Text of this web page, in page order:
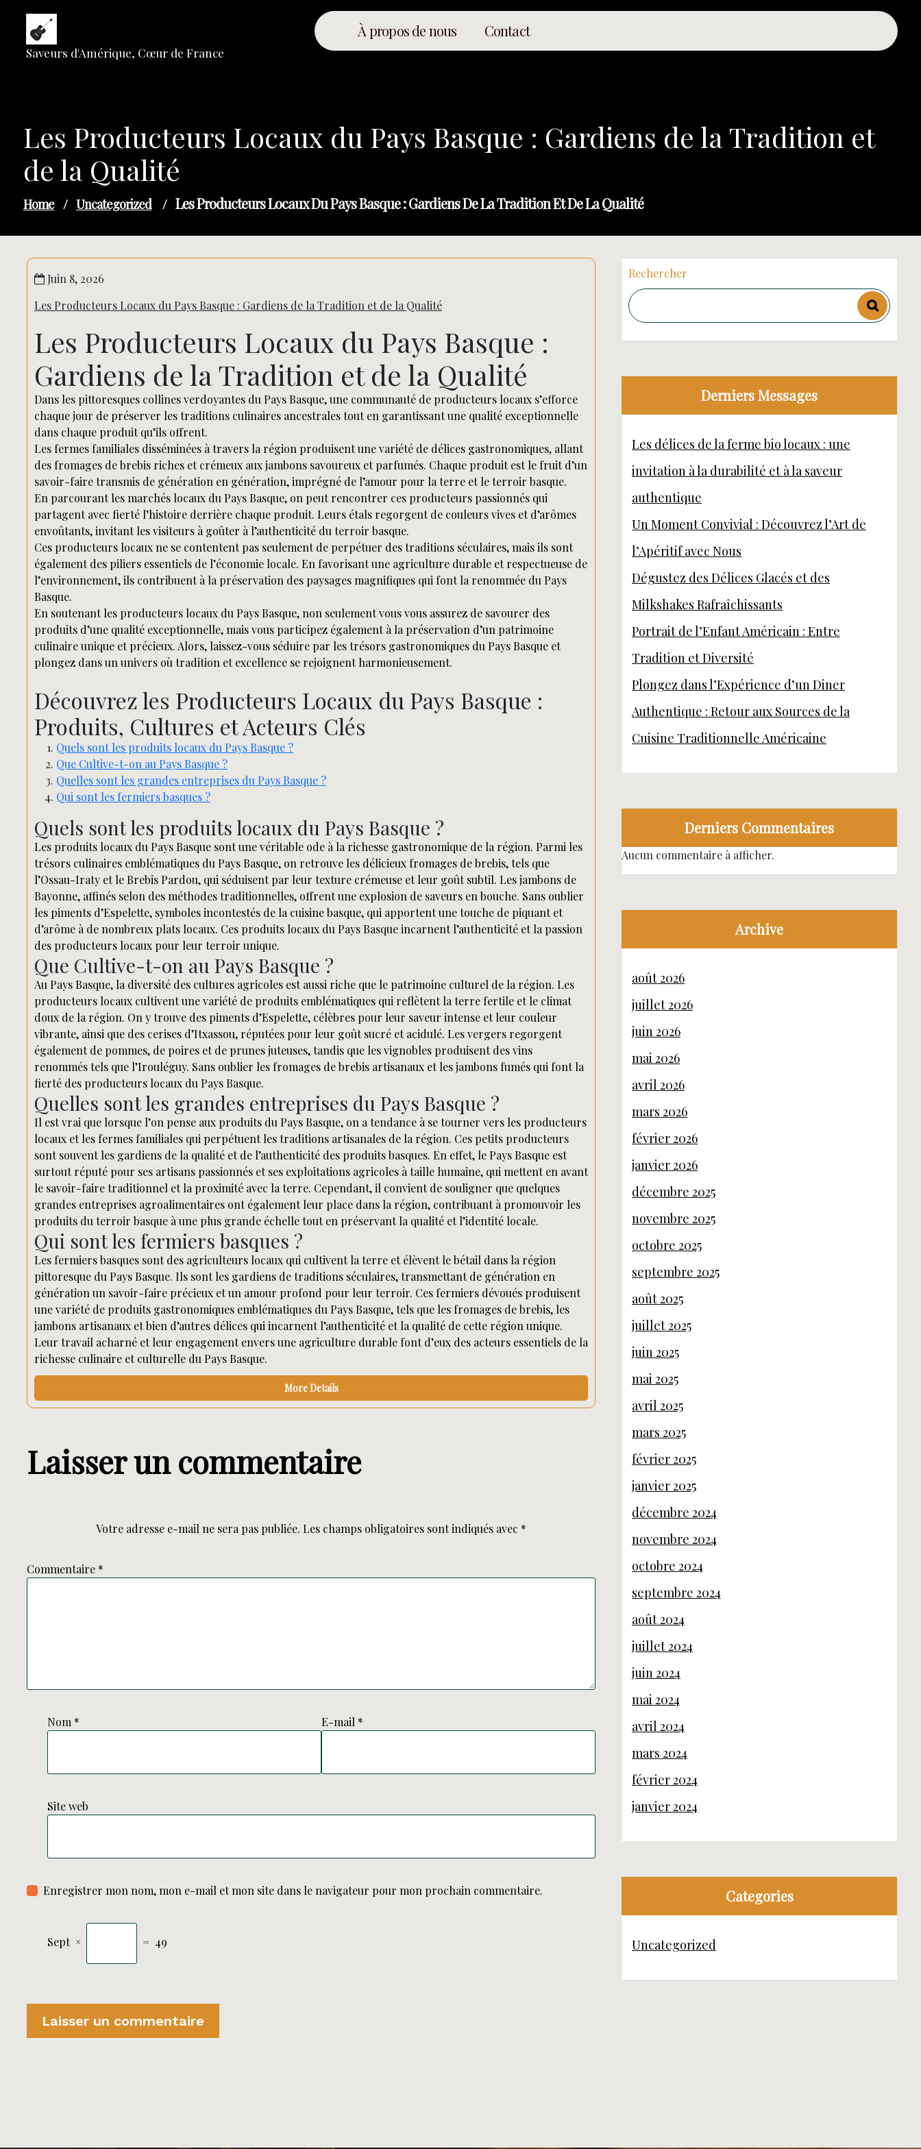
content
Saveurs d'Amérique, Cœur de France
À propos de nous Contact
Les Producteurs Locaux du Pays Basque : Gardiens de la Tradition et
de la Qualité
Home / Uncategorized / Les Producteurs Locaux Du Pays Basque : Gardiens De La Tradition Et De La Qualité
Juin 8, 2026
Les Producteurs Locaux du Pays Basque : Gardiens de la Tradition et de la Qualité
Les Producteurs Locaux du Pays Basque :
Gardiens de la Tradition et de la Qualité
Dans les pittoresques collines verdoyantes du Pays Basque, une communauté de producteurs locaux s’efforce
chaque jour de préserver les traditions culinaires ancestrales tout en garantissant une qualité exceptionnelle
dans chaque produit qu’ils offrent.
Les fermes familiales disséminées à travers la région produisent une variété de délices gastronomiques, allant
des fromages de brebis riches et crémeux aux jambons savoureux et parfumés. Chaque produit est le fruit d’un
savoir-faire transmis de génération en génération, imprégné de l’amour pour la terre et le terroir basque.
En parcourant les marchés locaux du Pays Basque, on peut rencontrer ces producteurs passionnés qui
partagent avec fierté l’histoire derrière chaque produit. Leurs étals regorgent de couleurs vives et d’arômes
envoûtants, invitant les visiteurs à goûter à l’authenticité du terroir basque.
Ces producteurs locaux ne se contentent pas seulement de perpétuer des traditions séculaires, mais ils sont
également des piliers essentiels de l’économie locale. En favorisant une agriculture durable et respectueuse de
l’environnement, ils contribuent à la préservation des paysages magnifiques qui font la renommée du Pays
Basque.
En soutenant les producteurs locaux du Pays Basque, non seulement vous vous assurez de savourer des
produits d’une qualité exceptionnelle, mais vous participez également à la préservation d’un patrimoine
culinaire unique et précieux. Alors, laissez-vous séduire par les trésors gastronomiques du Pays Basque et
plongez dans un univers où tradition et excellence se rejoignent harmonieusement.
Découvrez les Producteurs Locaux du Pays Basque :
Produits, Cultures et Acteurs Clés
Quels sont les produits locaux du Pays Basque ?
Que Cultive-t-on au Pays Basque ?
Quelles sont les grandes entreprises du Pays Basque ?
Qui sont les fermiers basques ?
Quels sont les produits locaux du Pays Basque ?
Les produits locaux du Pays Basque sont une véritable ode à la richesse gastronomique de la région. Parmi les
trésors culinaires emblématiques du Pays Basque, on retrouve les délicieux fromages de brebis, tels que
l’Ossau-Iraty et le Brebis Pardou, qui séduisent par leur texture crémeuse et leur goût subtil. Les jambons de
Bayonne, affinés selon des méthodes traditionnelles, offrent une explosion de saveurs en bouche. Sans oublier
les piments d’Espelette, symboles incontestés de la cuisine basque, qui apportent une touche de piquant et
d’arôme à de nombreux plats locaux. Ces produits locaux du Pays Basque incarnent l’authenticité et la passion
des producteurs locaux pour leur terroir unique.
Que Cultive-t-on au Pays Basque ?
Au Pays Basque, la diversité des cultures agricoles est aussi riche que le patrimoine culturel de la région. Les
producteurs locaux cultivent une variété de produits emblématiques qui reflètent la terre fertile et le climat
doux de la région. On y trouve des piments d’Espelette, célèbres pour leur saveur intense et leur couleur
vibrante, ainsi que des cerises d’Itxassou, réputées pour leur goût sucré et acidulé. Les vergers regorgent
également de pommes, de poires et de prunes juteuses, tandis que les vignobles produisent des vins
renommés tels que l’Irouléguy. Sans oublier les fromages de brebis artisanaux et les jambons fumés qui font la
fierté des producteurs locaux du Pays Basque.
Quelles sont les grandes entreprises du Pays Basque ?
Il est vrai que lorsque l’on pense aux produits du Pays Basque, on a tendance à se tourner vers les producteurs
locaux et les fermes familiales qui perpétuent les traditions artisanales de la région. Ces petits producteurs
sont souvent les gardiens de la qualité et de l’authenticité des produits basques. En effet, le Pays Basque est
surtout réputé pour ses artisans passionnés et ses exploitations agricoles à taille humaine, qui mettent en avant
le savoir-faire traditionnel et la proximité avec la terre. Cependant, il convient de souligner que quelques
grandes entreprises agroalimentaires ont également leur place dans la région, contribuant à promouvoir les
produits du terroir basque à une plus grande échelle tout en préservant la qualité et l’identité locale.
Qui sont les fermiers basques ?
Les fermiers basques sont des agriculteurs locaux qui cultivent la terre et élèvent le bétail dans la région
pittoresque du Pays Basque. Ils sont les gardiens de traditions séculaires, transmettant de génération en
génération un savoir-faire précieux et un amour profond pour leur terroir. Ces fermiers dévoués produisent
une variété de produits gastronomiques emblématiques du Pays Basque, tels que les fromages de brebis, les
jambons artisanaux et bien d’autres délices qui incarnent l’authenticité et la qualité de cette région unique.
Leur travail acharné et leur engagement envers une agriculture durable font d’eux des acteurs essentiels de la
richesse culinaire et culturelle du Pays Basque.
More Details
Laisser un commentaire
Votre adresse e-mail ne sera pas publiée. Les champs obligatoires sont indiqués avec *
Commentaire *
Nom * E-mail *
Site web
Enregistrer mon nom, mon e-mail et mon site dans le navigateur pour mon prochain commentaire.
Sept × = 49
Rechercher
Derniers Messages
Les délices de la ferme bio locaux : une
invitation à la durabilité et à la saveur
authentique
Un Moment Convivial : Découvrez l’Art de
l’Apéritif avec Nous
Dégustez des Délices Glacés et des
Milkshakes Rafraîchissants
Portrait de l’Enfant Américain : Entre
Tradition et Diversité
Plongez dans l’Expérience d’un Diner
Authentique : Retour aux Sources de la
Cuisine Traditionnelle Américaine
Derniers Commentaires
Aucun commentaire à afficher.
Archive
août 2026
juillet 2026
juin 2026
mai 2026
avril 2026
mars 2026
février 2026
janvier 2026
décembre 2025
novembre 2025
octobre 2025
septembre 2025
août 2025
juillet 2025
juin 2025
mai 2025
avril 2025
mars 2025
février 2025
janvier 2025
décembre 2024
novembre 2024
octobre 2024
septembre 2024
août 2024
juillet 2024
juin 2024
mai 2024
avril 2024
mars 2024
février 2024
janvier 2024
Categories
Uncategorized